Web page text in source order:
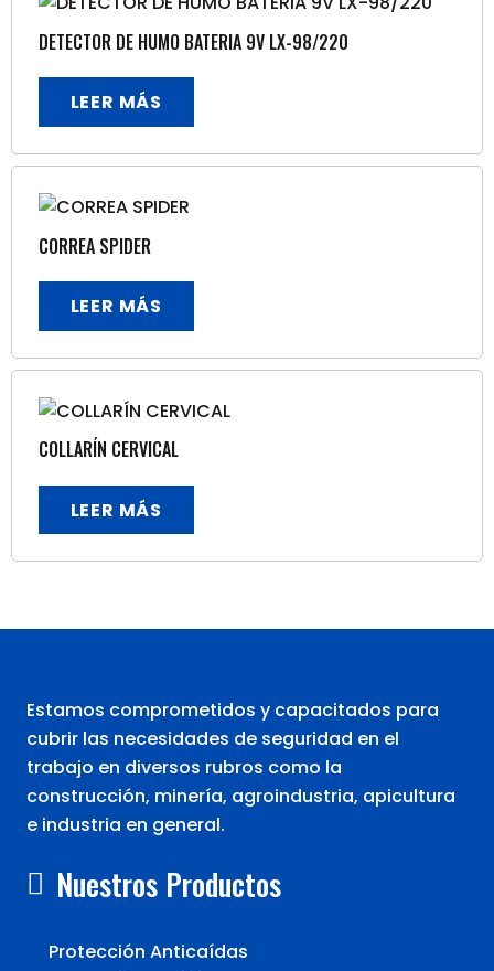
DETECTOR DE HUMO BATERIA 9V LX-98/220
LEER MÁS
CORREA SPIDER
LEER MÁS
COLLARÍN CERVICAL
LEER MÁS
Estamos comprometidos y capacitados para
cubrir las necesidades de seguridad en el
trabajo en diversos rubros como la
construcción, minería, agroindustria, apicultura
e industria en general.
Nuestros Productos
Protección Anticaídas